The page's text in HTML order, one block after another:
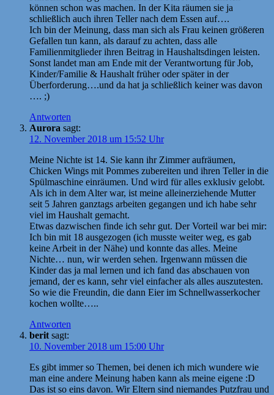
können schon was machen. In der Kita räumen sie ja
schließlich auch ihren Teller nach dem Essen auf….
Ich bin der Meinung, dass man sich als Frau keinen größeren
Gefallen tun kann, als darauf zu achten, dass alle
Familienmitglieder ihren Beitrag in Haushaltsdingen leisten.
Sonst landet man am Ende mit der Verantwortung für Job,
Kinder/Familie & Haushalt früher oder später in der
Überforderung….und da hat ja schließlich keiner was davon
…. ;)
Antworten
Aurora sagt:
12. November 2018 um 15:52 Uhr
Meine Nichte ist 14. Sie kann ihr Zimmer aufräumen,
Chicken Wings mit Pommes zubereiten und ihren Teller in die
Spülmaschine einräumen. Und wird für alles exklusiv gelobt.
Als ich in dem Alter war, ist meine alleinerziehende Mutter
seit 5 Jahren ganztags arbeiten gegangen und ich habe sehr
viel im Haushalt gemacht.
Etwas dazwischen finde ich sehr gut. Der Vorteil war bei mir:
Ich bin mit 18 ausgezogen (ich musste weiter weg, es gab
keine Arbeit in der Nähe) und konnte das alles. Meine
Nichte… nun, wir werden sehen. Irgenwann müssen die
Kinder das ja mal lernen und ich fand das abschauen von
jemand, der es kann, sehr viel einfacher als alles auszutesten.
So wie die Freundin, die dann Eier im Schnellwasserkocher
kochen wollte…..
Antworten
berit sagt:
10. November 2018 um 15:00 Uhr
Es gibt immer so Themen, bei denen ich mich wundere wie
man eine andere Meinung haben kann als meine eigene :D
Das ist so eins davon. Wir Eltern sind niemandes Putzfrau und